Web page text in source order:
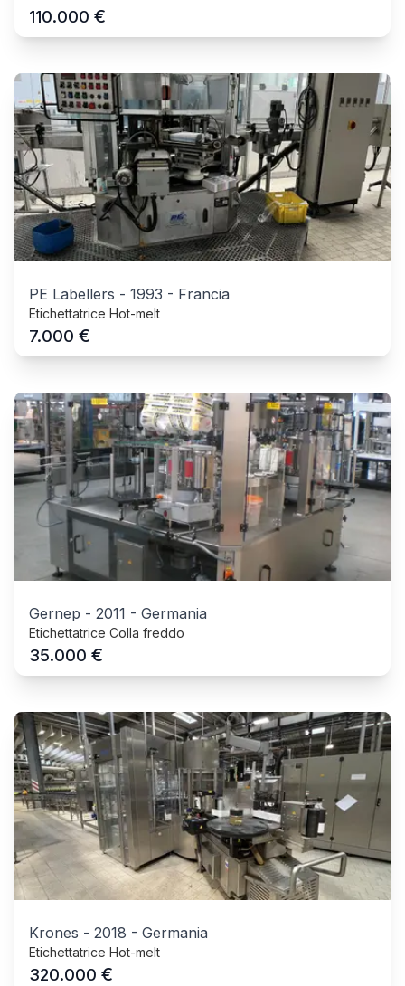
110.000 €
PE Labellers - 1993 - Francia
Etichettatrice Hot-melt
7.000 €
Gernep - 2011 - Germania
Etichettatrice Colla freddo
35.000 €
Krones - 2018 - Germania
Etichettatrice Hot-melt
320.000 €